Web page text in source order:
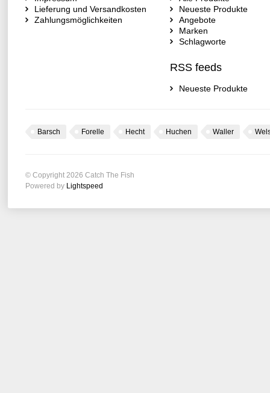
Lieferung und Versandkosten
Zahlungsmöglichkeiten
Neueste Produkte
Angebote
Marken
Schlagworte
RSS feeds
Neueste Produkte
Barsch Forelle Hecht Huchen Waller
© Copyright 2026 Catch The Fish
Powered by Lightspeed